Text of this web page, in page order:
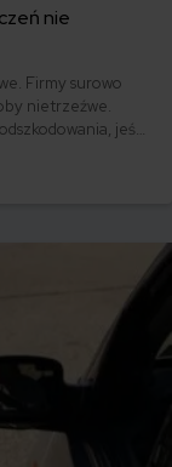
nie
Firmy surowo
nietrzeźwe.
jeśli